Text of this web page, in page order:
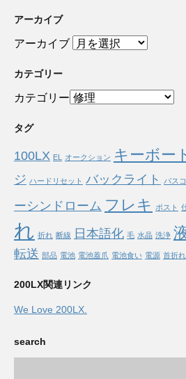
アーカイブ
アーカイブ
カテゴリー
カテゴリー
タグ
100LX EL オークション キーボー
ジ ハードリセット バックライト パス
ーシンドローム フレキ ポスト
れ 折れ 断線 日本語化 毛 水晶 洗浄
転送 部品 電池 電池蓋爪 電池食い 電源 首折れ
200LX関連リンク
We Love 200LX.
search